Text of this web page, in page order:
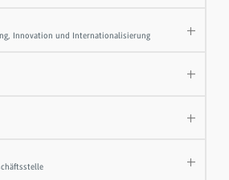
Innovation und Internationalisierung